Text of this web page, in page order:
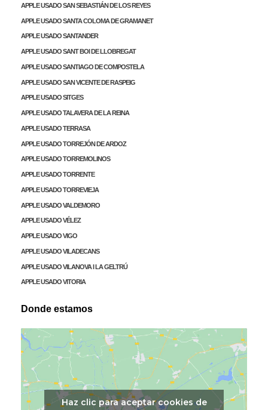
APPLE USADO SAN SEBASTIÁN DE LOS REYES
APPLE USADO SANTA COLOMA DE GRAMANET
APPLE USADO SANTANDER
APPLE USADO SANT BOI DE LLOBREGAT
APPLE USADO SANTIAGO DE COMPOSTELA
APPLE USADO SAN VICENTE DE RASPEIG
APPLE USADO SITGES
APPLE USADO TALAVERA DE LA REINA
APPLE USADO TERRASA
APPLE USADO TORREJÓN DE ARDOZ
APPLE USADO TORREMOLINOS
APPLE USADO TORRENTE
APPLE USADO TORREVIEJA
APPLE USADO VALDEMORO
APPLE USADO VÉLEZ
APPLE USADO VIGO
APPLE USADO VILADECANS
APPLE USADO VILANOVA I LA GELTRÚ
APPLE USADO VITORIA
Donde estamos
Haz clic para aceptar cookies de